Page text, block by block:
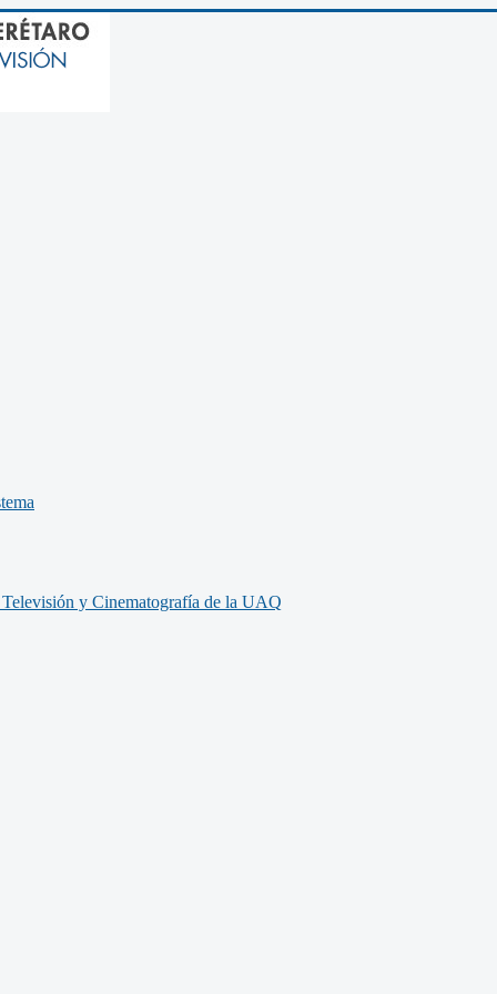
y Cinematografía de la UAQ